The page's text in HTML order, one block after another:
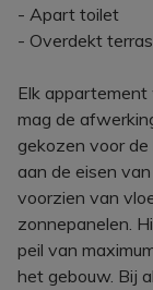
- Apart toilet
- Overdekt terras
Elk appartement
mag de
gekozen voor
aan de eisen
voorzien van
zonnepanelen.
peil van
het gebouw. Bij